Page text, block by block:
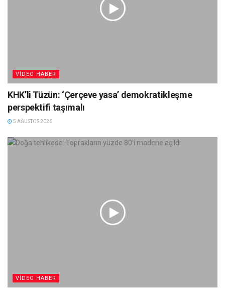
VIDEO HABER
KHK’li Tüzün: ‘Çerçeve yasa’ demokratikleşme
perspektifi taşımalı
5 AĞUSTOS 2026
VIDEO HABER